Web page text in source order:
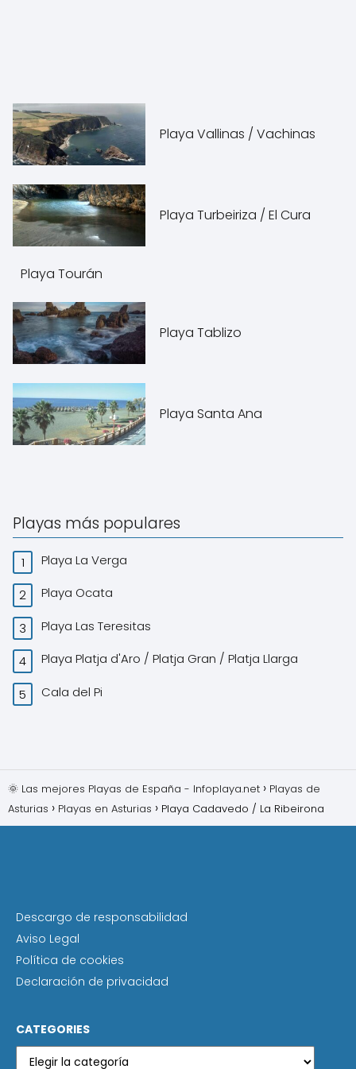
Playa Vallinas / Vachinas
Playa Turbeiriza / El Cura
Playa Tourán
Playa Tablizo
Playa Santa Ana
Playas más populares
Playa La Verga
Playa Ocata
Playa Las Teresitas
Playa Platja d'Aro / Platja Gran / Platja Llarga
Cala del Pi
🌞 Las mejores Playas de España - Infoplaya.net
Playas de
Asturias
Playas en Asturias Playa Cadavedo / La Ribeirona
Descargo de responsabilidad
Aviso Legal
Política de cookies
Declaración de privacidad
CATEGORIES